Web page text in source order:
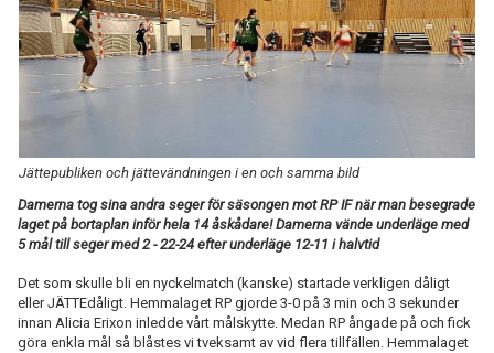
TABELL
Jättepubliken och jättevändningen i en och samma bild
Damerna tog sina andra seger för säsongen mot RP IF när man besegrade
laget på bortaplan inför hela 14 åskådare! Damerna vände underläge med
5 mål till seger med 2 - 22-24 efter underläge 12-11 i halvtid
Det som skulle bli en nyckelmatch (kanske) startade verkligen dåligt
eller JÄTTEdåligt. Hemmalaget RP gjorde 3-0 på 3 min och 3 sekunder
innan Alicia Erixon inledde vårt målskytte. Medan RP ångade på och fick
göra enkla mål så blåstes vi tveksamt av vid flera tillfällen. Hemmalaget